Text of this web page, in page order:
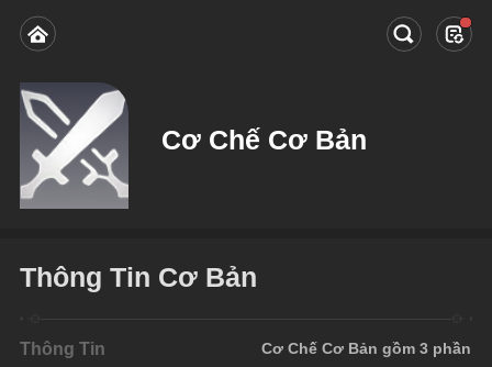
Cơ Chế Cơ Bản
Thông Tin Cơ Bản
Thông Tin Cơ Chế Cơ Bản gồm 3 phần